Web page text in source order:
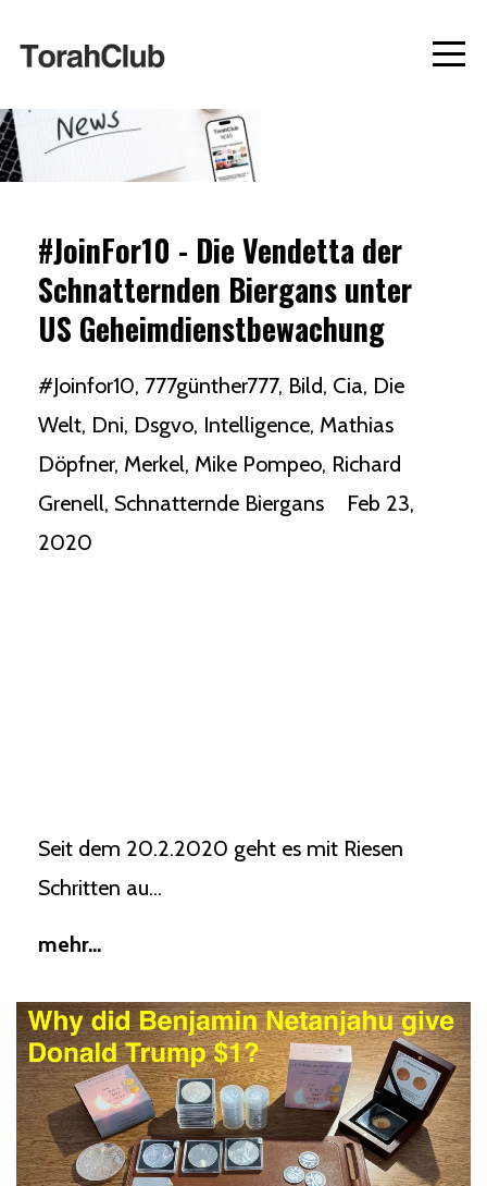
#JoinFor10 - Die Vendetta der
Schnatternden Biergans unter
US Geheimdienstbewachung
#joinfor10 777günther777 Bild Cia Die
Welt Dni Dsgvo Intelligence Mathias
Döpfner Merkel Mike Pompeo Richard
Grenell Schnatternde Biergans
Feb 23,
2020
Seit dem 20.2.2020 geht es mit Riesen
Schritten au...
mehr...